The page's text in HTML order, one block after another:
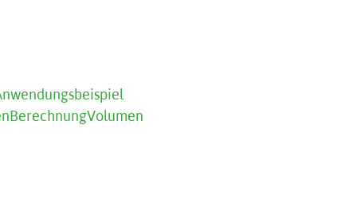
BerechnungVolumen